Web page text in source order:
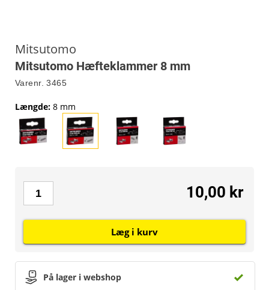
Mitsutomo
Mitsutomo Hæfteklammer 8 mm
Varenr. 3465
Længde: 8 mm
På lager i webshop
10,00 kr
Læg i kurv